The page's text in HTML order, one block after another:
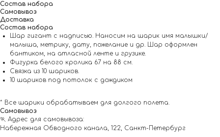
Состав набора
Самовывоз
Доставка
Состав набора
Шар гигант с надписью. Наносим на шарик имя малышки/
малыша, метрику, дату, пожелание и др. Шар оформлен
бантиком, на атласной ленте и грузике.
Фигурка белого кролика 67 на 88 см.
Связка из 10 шариков.
10 шариков под потолок с дождиком
* Все шарики обрабатываем для долгого полета.
Самовывоз
🏃 Адрес для самовывоза:
Набережная Обводного канала, 122, Санкт-Петербург